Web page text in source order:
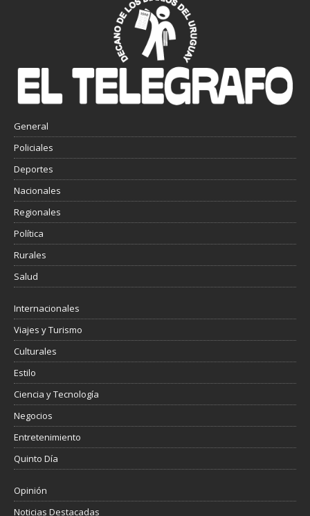
General
Policiales
Deportes
Nacionales
Regionales
Política
Rurales
Salud
Internacionales
Viajes y Turismo
Culturales
Estilo
Ciencia y Tecnología
Negocios
Entretenimiento
Quinto Día
Opinión
Noticias Destacadas